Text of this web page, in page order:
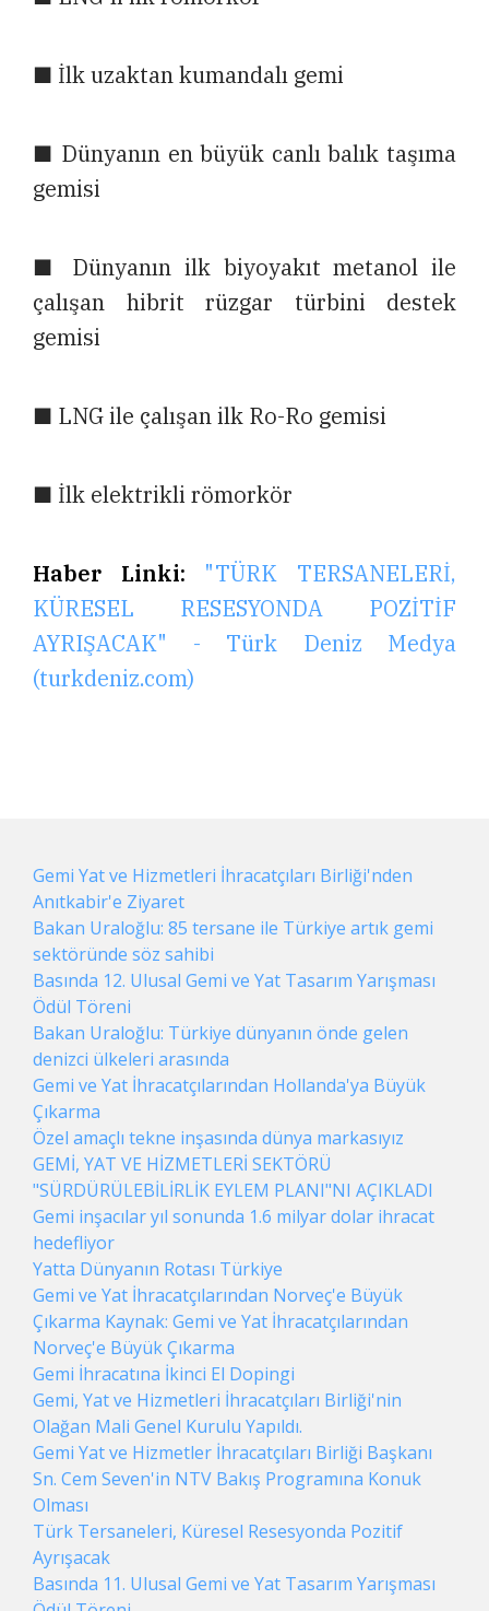
■ İlk uzaktan kumandalı gemi
■ Dünyanın en büyük canlı balık taşıma
gemisi
■ Dünyanın ilk biyoyakıt metanol ile
çalışan hibrit rüzgar türbini destek
gemisi
■ LNG ile çalışan ilk Ro-Ro gemisi
■ İlk elektrikli römorkör
Haber Linki:
"TÜRK TERSANELERİ,
KÜRESEL RESESYONDA POZİTİF
AYRIŞACAK" - Türk Deniz Medya
(turkdeniz.com)
Gemi Yat ve Hizmetleri İhracatçıları Birliği'nden
Anıtkabir'e Ziyaret
Bakan Uraloğlu: 85 tersane ile Türkiye artık gemi
sektöründe söz sahibi
Basında 12. Ulusal Gemi ve Yat Tasarım Yarışması
Ödül Töreni
Bakan Uraloğlu: Türkiye dünyanın önde gelen
denizci ülkeleri arasında
Gemi ve Yat İhracatçılarından Hollanda'ya Büyük
Çıkarma
Özel amaçlı tekne inşasında dünya markasıyız
GEMİ, YAT VE HİZMETLERİ SEKTÖRÜ
"SÜRDÜRÜLEBİLİRLİK EYLEM PLANI"NI AÇIKLADI
Gemi inşacılar yıl sonunda 1.6 milyar dolar ihracat
hedefliyor
Yatta Dünyanın Rotası Türkiye
Gemi ve Yat İhracatçılarından Norveç'e Büyük
Çıkarma Kaynak: Gemi ve Yat İhracatçılarından
Norveç'e Büyük Çıkarma
Gemi İhracatına İkinci El Dopingi
Gemi, Yat ve Hizmetleri İhracatçıları Birliği'nin
Olağan Mali Genel Kurulu Yapıldı.
Gemi Yat ve Hizmetler İhracatçıları Birliği Başkanı
Sn. Cem Seven'in NTV Bakış Programına Konuk
Olması
Türk Tersaneleri, Küresel Resesyonda Pozitif
Ayrışacak
Basında 11. Ulusal Gemi ve Yat Tasarım Yarışması